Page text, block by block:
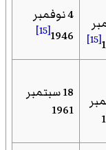
[15]
4 نوفمبر
1946
[15]
18 سبتمبر
1961